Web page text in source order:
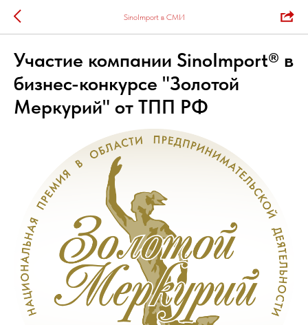
SinoImport в СМИ
Участие компании SinoImport® в
бизнес-конкурсе "Золотой
Меркурий" от ТПП РФ